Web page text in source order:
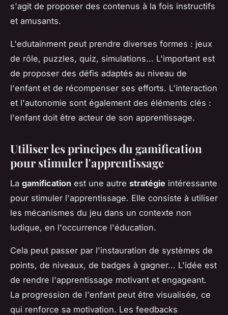
s'agit de proposer des contenus à la fois instructifs
et amusants.
L'edutainment peut prendre diverses formes : jeux
de rôle, puzzles, quiz, simulations... L'important est
de proposer des défis adaptés au niveau de
l'enfant et de récompenser ses efforts. L'interaction
et l'autonomie sont également des éléments clés :
l'enfant doit être acteur de son apprentissage.
Utiliser les principes du gamification
pour stimuler l'apprentissage
La gamification est une autre stratégie intéressante
pour stimuler l'apprentissage. Elle consiste à utiliser
les mécanismes du jeu dans un contexte non
ludique, en l'occurrence l'éducation.
Cela peut passer par l'instauration de systèmes de
points, de niveaux, de badges à gagner... L'idée est
de rendre l'apprentissage motivant et engageant.
La progression de l'enfant peut être visualisée, ce
qui renforce sa motivation. Les feedbacks